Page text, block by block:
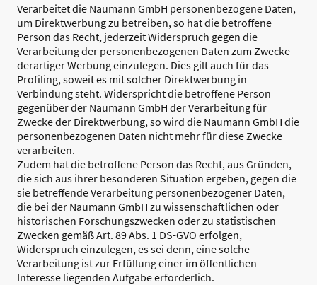
Verarbeitet die Naumann GmbH personenbezogene Daten,
um Direktwerbung zu betreiben, so hat die betroffene
Person das Recht, jederzeit Widerspruch gegen die
Verarbeitung der personenbezogenen Daten zum Zwecke
derartiger Werbung einzulegen. Dies gilt auch für das
Profiling, soweit es mit solcher Direktwerbung in
Verbindung steht. Widerspricht die betroffene Person
gegenüber der Naumann GmbH der Verarbeitung für
Zwecke der Direktwerbung, so wird die Naumann GmbH die
personenbezogenen Daten nicht mehr für diese Zwecke
verarbeiten.
Zudem hat die betroffene Person das Recht, aus Gründen,
die sich aus ihrer besonderen Situation ergeben, gegen die
sie betreffende Verarbeitung personenbezogener Daten,
die bei der Naumann GmbH zu wissenschaftlichen oder
historischen Forschungszwecken oder zu statistischen
Zwecken gemäß Art. 89 Abs. 1 DS-GVO erfolgen,
Widerspruch einzulegen, es sei denn, eine solche
Verarbeitung ist zur Erfüllung einer im öffentlichen
Interesse liegenden Aufgabe erforderlich.